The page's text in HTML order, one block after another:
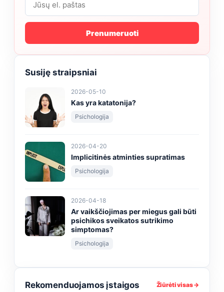
Prenumeruoti
Susiję straipsniai
2026-05-10
Kas yra katatonija?
Psichologija
2026-04-20
Implicitinės atminties supratimas
Psichologija
2026-04-18
Ar vaikščiojimas per miegus gali būti
psichikos sveikatos sutrikimo
simptomas?
Psichologija
Rekomenduojamos įstaigos Žiūrėti visas →